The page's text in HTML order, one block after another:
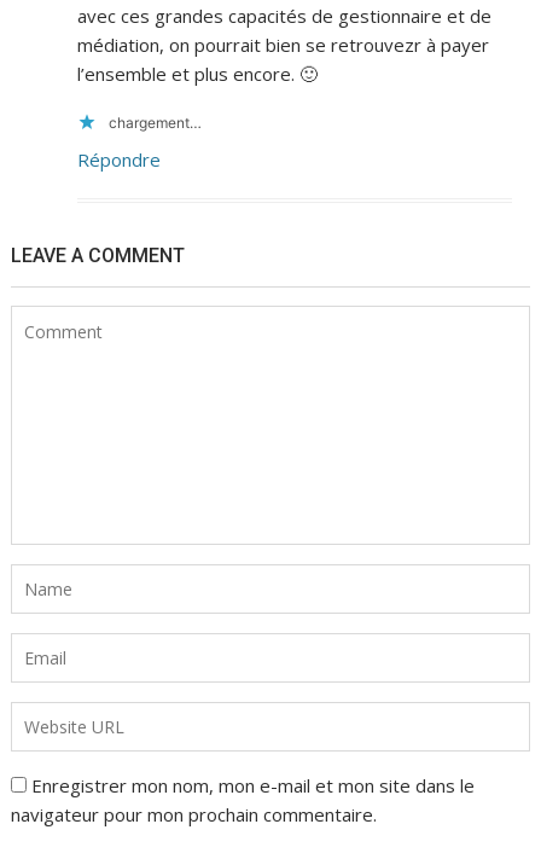
avec ces grandes capacités de gestionnaire et de
médiation, on pourrait bien se retrouvezr à payer
l’ensemble et plus encore. 🙂
chargement…
Répondre
LEAVE A COMMENT
Enregistrer mon nom, mon e-mail et mon site dans le
navigateur pour mon prochain commentaire.